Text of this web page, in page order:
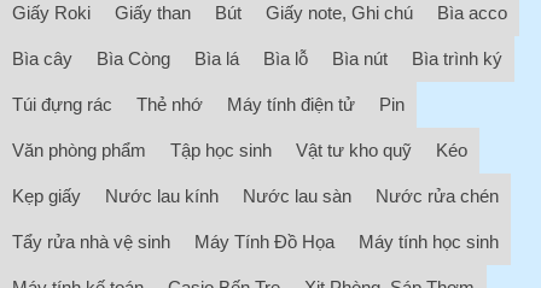
Giấy Roki Giấy than Bút Giấy note, Ghi chú Bìa acco
Bìa cây Bìa Còng Bìa lá Bìa lỗ Bìa nút Bìa trình ký
Túi đựng rác Thẻ nhớ Máy tính điện tử Pin
Văn phòng phẩm Tập học sinh Vật tư kho quỹ Kéo
Kẹp giấy Nước lau kính Nước lau sàn Nước rửa chén
Tẩy rửa nhà vệ sinh Máy Tính Đồ Họa Máy tính học sinh